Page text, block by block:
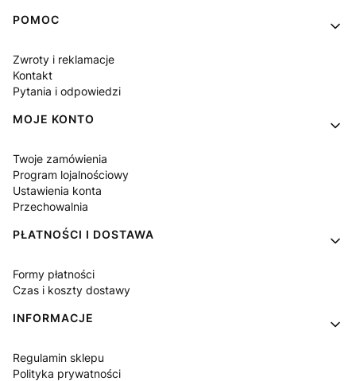
Linki w stopce
POMOC
Zwroty i reklamacje
Kontakt
Pytania i odpowiedzi
MOJE KONTO
Twoje zamówienia
Program lojalnościowy
Ustawienia konta
Przechowalnia
PŁATNOŚCI I DOSTAWA
Formy płatności
Czas i koszty dostawy
INFORMACJE
Regulamin sklepu
Polityka prywatności